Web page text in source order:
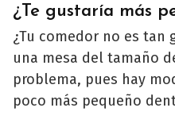
¿Te gustaría más
¿Tu comedor no es tan
una mesa del tamaño
problema, pues hay
poco más pequeño